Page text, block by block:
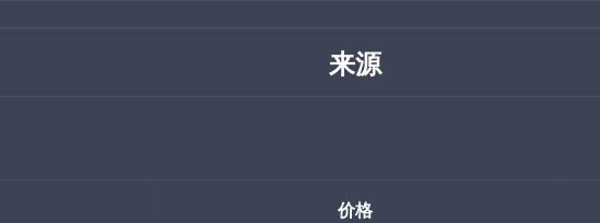
来源
价格